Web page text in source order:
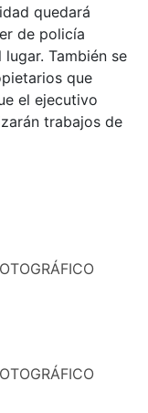
quedará
de policía
También se
que
el ejecutivo
trabajos de